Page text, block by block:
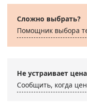
Сложно выбрать?
Помощник выбора
Не устраивает
Сообщить, когда